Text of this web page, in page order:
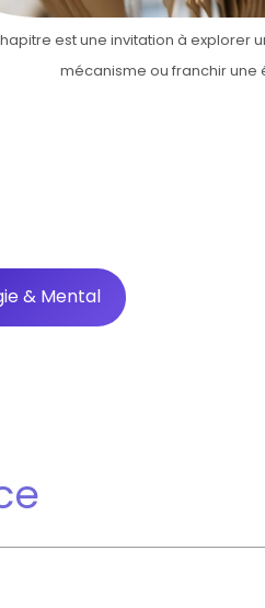
est une invitation à explorer
mécanisme ou franchir une
& Mental